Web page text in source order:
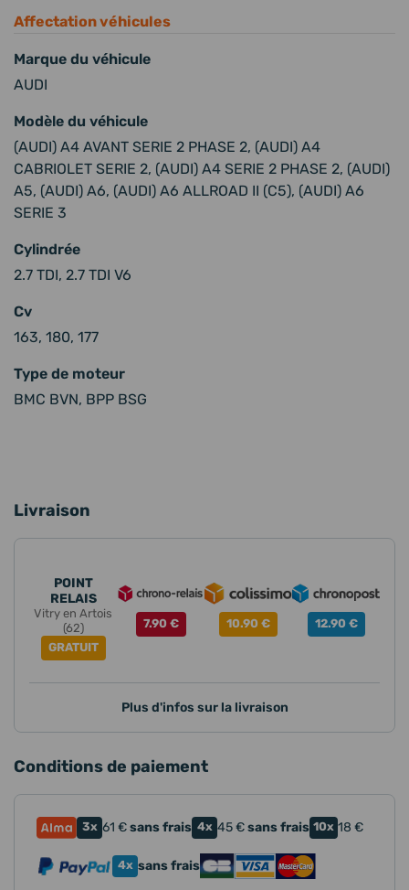
Affectation véhicules
Marque du véhicule
AUDI
Modèle du véhicule
(AUDI) A4 AVANT SERIE 2 PHASE 2, (AUDI) A4
CABRIOLET SERIE 2, (AUDI) A4 SERIE 2 PHASE 2, (AUDI)
A5, (AUDI) A6, (AUDI) A6 ALLROAD II (C5), (AUDI) A6
SERIE 3
Cylindrée
2.7 TDI, 2.7 TDI V6
Cv
163, 180, 177
Type de moteur
BMC BVN, BPP BSG
Livraison
POINT
RELAIS
Vitry en Artois
(62)
GRATUIT
7.90 € 10.90 € 12.90 €
Plus d'infos sur la livraison
Conditions de paiement
3x 61 €sans frais 4x 45€sans frais 10x 18 €
4x sans frais